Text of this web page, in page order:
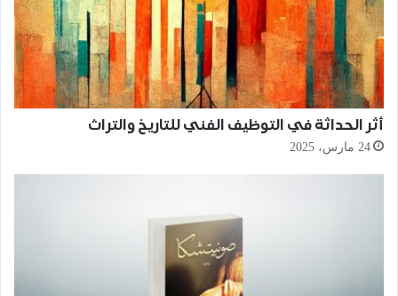
أثر الحداثة في التوظيف الفني للتاريخ والتراث
24 مارس، 2025